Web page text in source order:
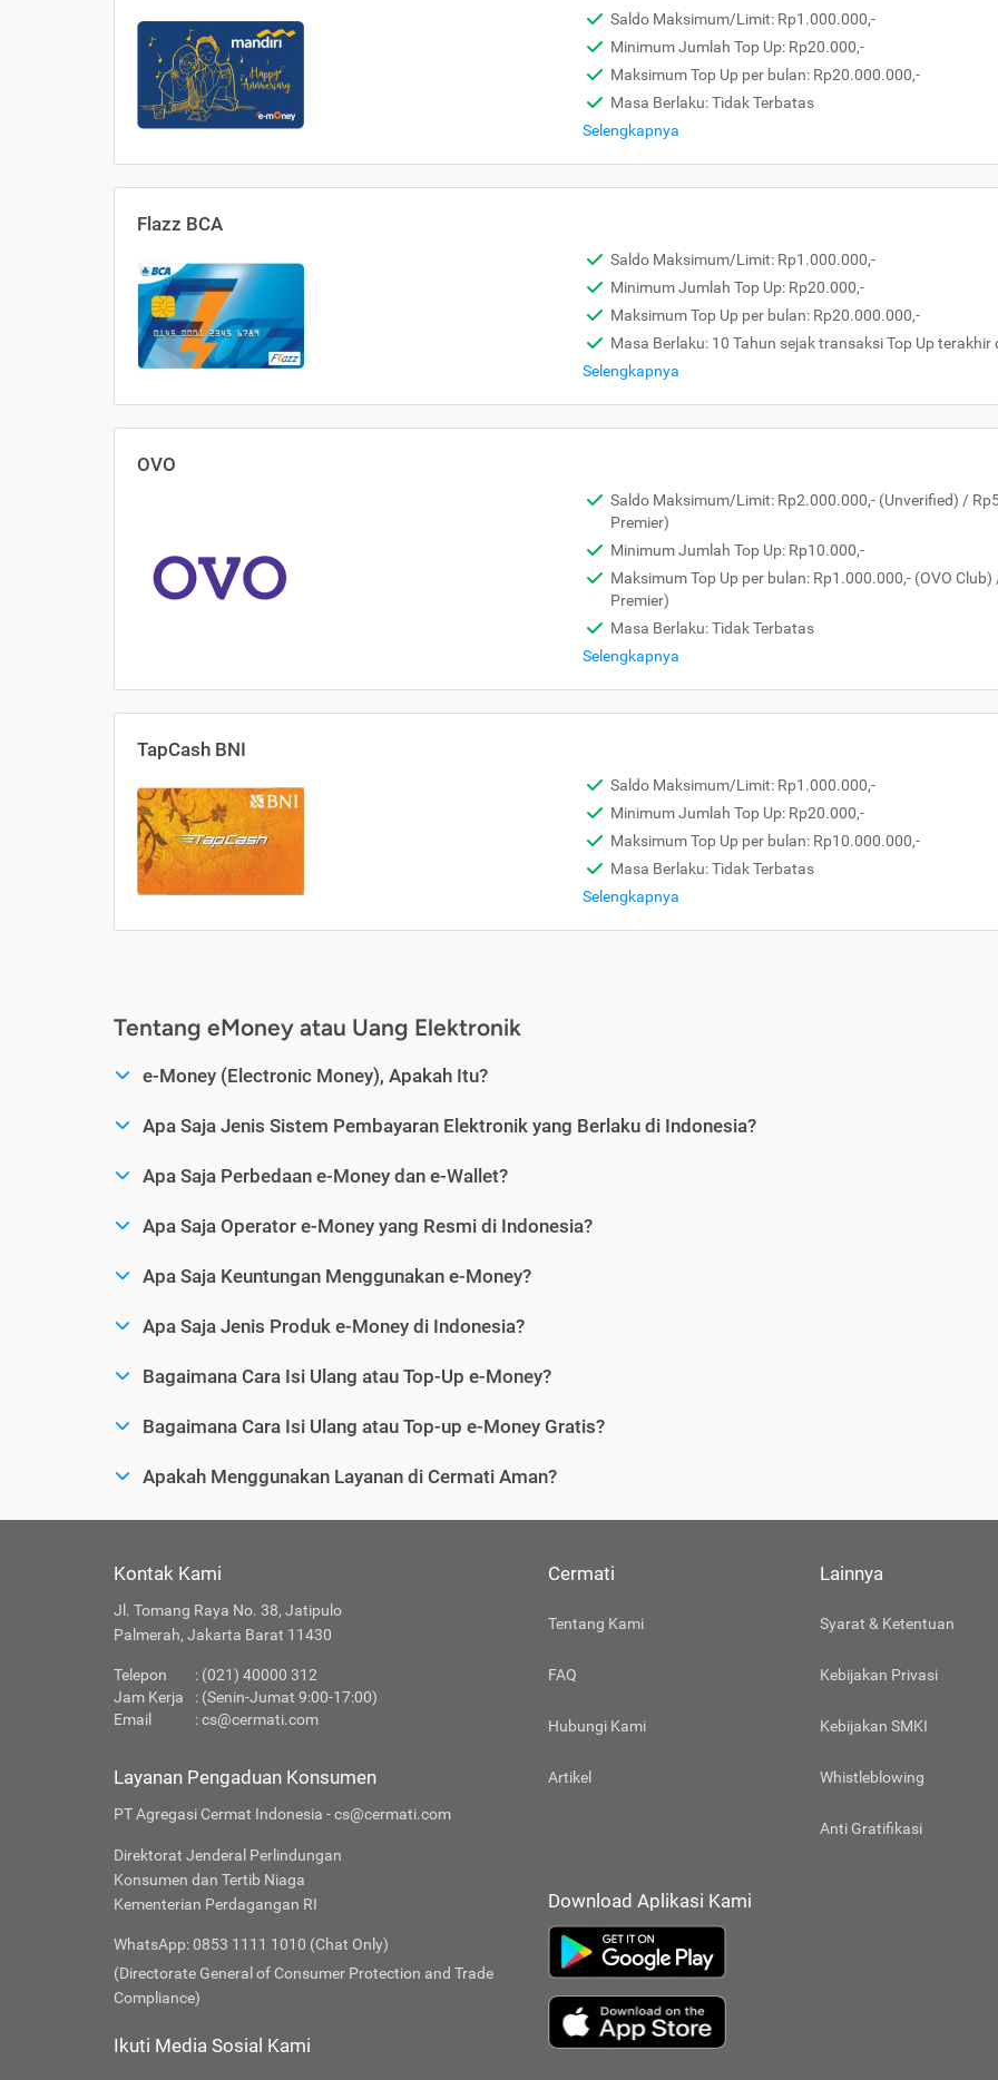
Saldo Maksimum/Limit: Rp1.000.000,-
Minimum Jumlah Top Up: Rp20.000,-
Maksimum Top Up per bulan: Rp20.000.000,-
Masa Berlaku: Tidak Terbatas
Selengkapnya
Flazz BCA
Saldo Maksimum/Limit: Rp1.000.000,-
Minimum Jumlah Top Up: Rp20.000,-
Maksimum Top Up per bulan: Rp20.000.000,-
Masa Berlaku: 10 Tahun sejak transaksi Top Up terakhir
Selengkapnya
OVO
Saldo Maksimum/Limit: Rp2.000.000,- (Unverified) /
Premier)
Minimum Jumlah Top Up: Rp10.000,-
Maksimum Top Up per bulan: Rp1.000.000,- (OVO
Premier)
Masa Berlaku: Tidak Terbatas
Selengkapnya
TapCash BNI
Saldo Maksimum/Limit: Rp1.000.000,-
Minimum Jumlah Top Up: Rp20.000,-
Maksimum Top Up per bulan: Rp10.000.000,-
Masa Berlaku: Tidak Terbatas
Selengkapnya
Tentang eMoney atau Uang Elektronik
e-Money (Electronic Money), Apakah Itu?
Apa Saja Jenis Sistem Pembayaran Elektronik yang Berlaku di Indonesia?
Apa Saja Perbedaan e-Money dan e-Wallet?
Apa Saja Operator e-Money yang Resmi di Indonesia?
Apa Saja Keuntungan Menggunakan e-Money?
Apa Saja Jenis Produk e-Money di Indonesia?
Bagaimana Cara Isi Ulang atau Top-Up e-Money?
Bagaimana Cara Isi Ulang atau Top-up e-Money Gratis?
Apakah Menggunakan Layanan di Cermati Aman?
Kontak Kami
Jl. Tomang Raya No. 38, Jatipulo
Palmerah, Jakarta Barat 11430
Telepon
: (021) 40000 312
Jam Kerja
: (Senin-Jumat 9:00-17:00)
Email
:cs@cermati.com
Layanan Pengaduan Konsumen
PT Agregasi Cermat Indonesia - cs@cermati.com
Direktorat Jenderal Perlindungan
Konsumen dan Tertib Niaga
Kementerian Perdagangan RI
WhatsApp: 0853 1111 1010 (Chat Only)
(Directorate General of Consumer Protection and Trade
Compliance)
Ikuti Media Sosial Kami
Cermati
Tentang Kami
FAQ
Hubungi Kami
Artikel
Lainnya
Syarat & Ketentuan
Kebijakan Privasi
Kebijakan SMKI
Whistleblowing
Anti Gratifikasi
Download Aplikasi Kami